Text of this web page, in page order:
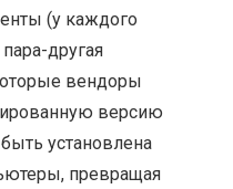
(у каждого
другая
вендоры
версию
установлена
превращая